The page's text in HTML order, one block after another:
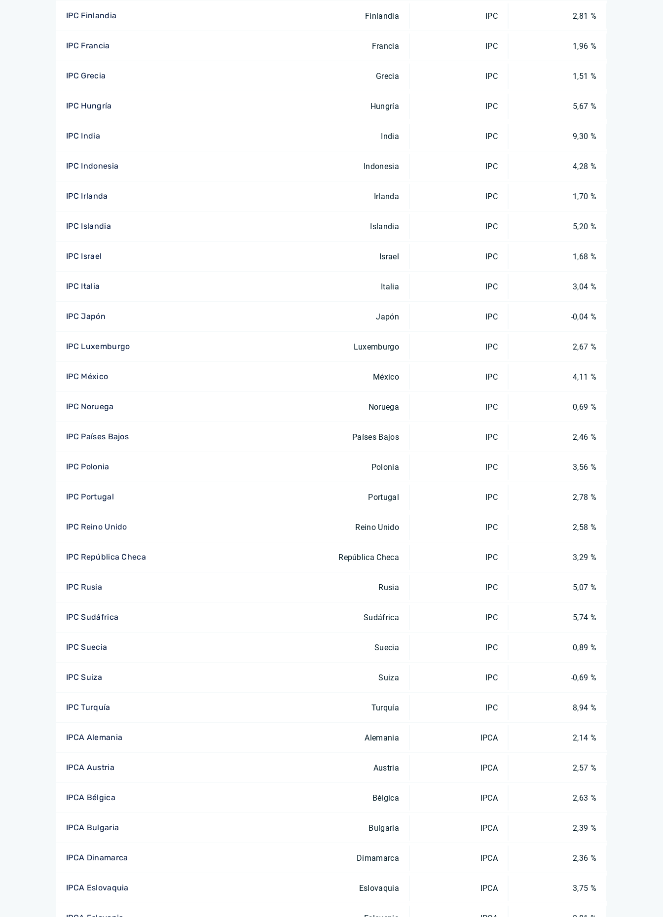
IPC Finlandia Finlandia IPC 2,81 %
IPC Francia Francia IPC 1,96 %
IPC Grecia Grecia IPC 1,51 %
IPC Hungría Hungría IPC 5,67 %
IPC India India IPC 9,30 %
IPC Indonesia Indonesia IPC 4,28 %
IPC Irlanda Irlanda IPC 1,70 %
IPC Islandia Islandia IPC 5,20 %
IPC Israel Israel IPC 1,68 %
IPC Italia Italia IPC 3,04 %
IPC Japón Japón IPC -0,04 %
IPC Luxemburgo Luxemburgo IPC 2,67 %
IPC México México IPC 4,11 %
IPC Noruega Noruega IPC 0,69 %
IPC Países Bajos Países Bajos IPC 2,46 %
IPC Polonia Polonia IPC 3,56 %
IPC Portugal Portugal IPC 2,78 %
IPC Reino Unido Reino Unido IPC 2,58 %
IPC República Checa República Checa IPC 3,29 %
IPC Rusia Rusia IPC 5,07 %
IPC Sudáfrica Sudáfrica IPC 5,74 %
IPC Suecia Suecia IPC 0,89 %
IPC Suiza Suiza IPC -0,69 %
IPC Turquía Turquía IPC 8,94 %
IPCA Alemania Alemania IPCA 2,14 %
IPCA Austria Austria IPCA 2,57 %
IPCA Bélgica Bélgica IPCA 2,63 %
IPCA Bulgaria Bulgaria IPCA 2,39 %
IPCA Dinamarca Dimamarca IPCA 2,36 %
IPCA Eslovaquia Eslovaquia IPCA 3,75 %